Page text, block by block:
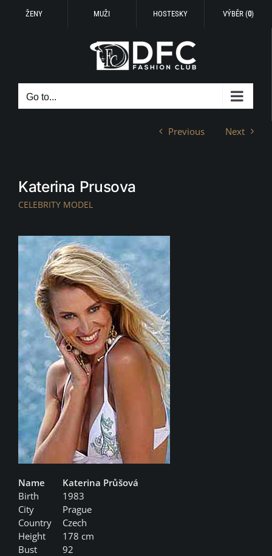
ŽENY MUŽI HOSTESKY VÝBĚR (0)
Go to...
Previous Next
Katerina Prusova
CELEBRITY MODEL
Name
Katerina Průšová
Birth
1983
City
Prague
Country
Czech
Height
178 cm
Bust
92